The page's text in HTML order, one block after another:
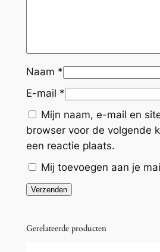
m
e
t
j
e
a
a
a
Naam *
E-mail *
Mijn naam, e-mail en
browser voor de volgende
een reactie plaats.
Mij toevoegen aan je
Gerelateerde producten